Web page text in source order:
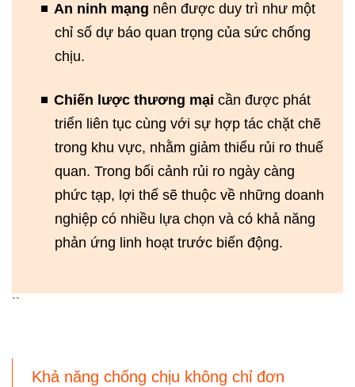
An ninh mạng nên được duy trì như một
chỉ số dự báo quan trọng của sức chống
chịu.
Chiến lược thương mại cần được phát
triển liên tục cùng với sự hợp tác chặt chẽ
trong khu vực, nhằm giảm thiểu rủi ro thuế
quan. Trong bối cảnh rủi ro ngày càng
phức tạp, lợi thế sẽ thuộc về những doanh
nghiệp có nhiều lựa chọn và có khả năng
phản ứng linh hoạt trước biến động.
``
Khả năng chống chịu không chỉ đơn